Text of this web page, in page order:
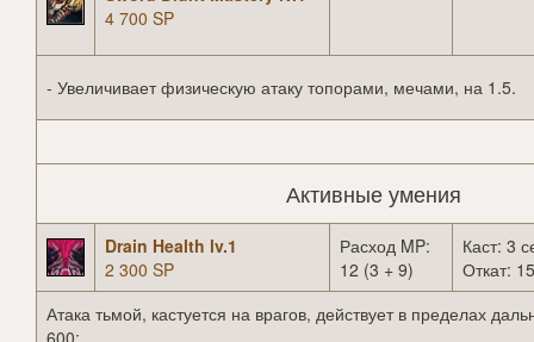
4 700 SP
- Увеличивает физическую атаку топорами, мечами, на 1.5.
Активные умения
Drain Health lv.1
2 300 SP
Расход MP:
12 (3 + 9)
Каст: 3
Откат:
Атака тьмой, кастуется на врагов, действует в пределах